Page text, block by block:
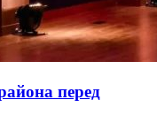
перед